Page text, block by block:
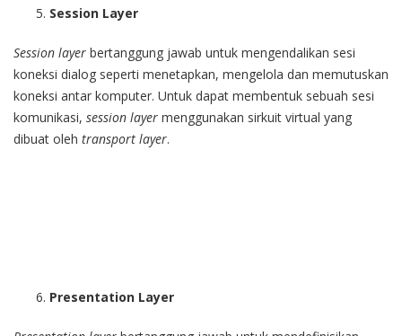
Session Layer
Session layer bertanggung jawab untuk mengendalikan sesi
koneksi dialog seperti menetapkan, mengelola dan memutuskan
koneksi antar komputer. Untuk dapat membentuk sebuah sesi
komunikasi, session layer menggunakan sirkuit virtual yang
dibuat oleh transport layer.
Presentation Layer